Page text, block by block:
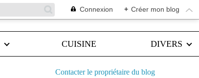
Connexion + Créer mon blog
CUISINE DIVERS
Contacter le propriétaire du blog